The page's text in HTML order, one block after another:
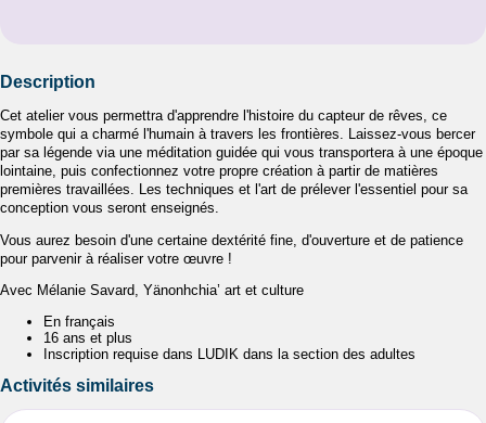
Description
Cet atelier vous permettra d'apprendre l'histoire du capteur de rêves, ce
symbole qui a charmé l'humain à travers les frontières. Laissez-vous bercer
par sa légende via une méditation guidée qui vous transportera à une époque
lointaine, puis confectionnez votre propre création à partir de matières
premières travaillées. Les techniques et l'art de prélever l'essentiel pour sa
conception vous seront enseignés.
Vous aurez besoin d'une certaine dextérité fine, d'ouverture et de patience
pour parvenir à réaliser votre œuvre !
Avec Mélanie Savard, Yänonhchia’ art et culture
En français
16 ans et plus
Inscription requise dans LUDIK dans la section des adultes
Activités similaires